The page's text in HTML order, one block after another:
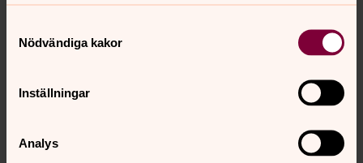
Nödvändiga kakor
Inställningar
Analys
Organist i Falkenbergs församling
Välkommen till någon av alla grupper för dig i åk 6 i